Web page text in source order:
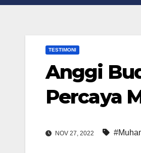
TESTIMONI
Anggi
Percaya
NOV 27, 2022